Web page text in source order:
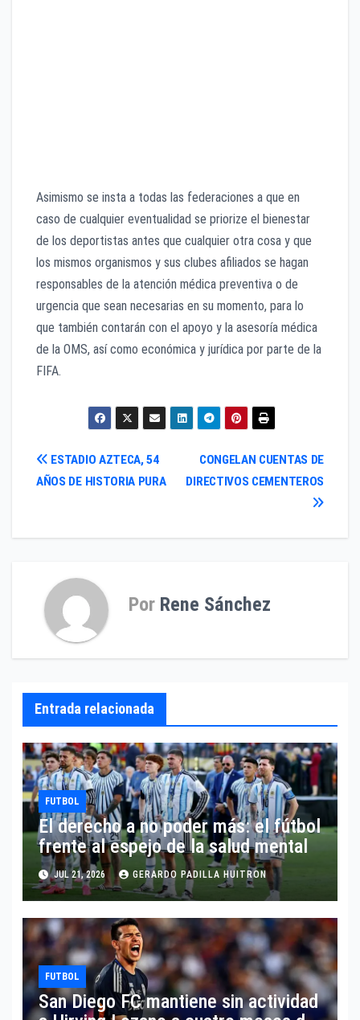
Asimismo se insta a todas las federaciones a que en
caso de cualquier eventualidad se priorize el bienestar
de los deportistas antes que cualquier otra cosa y que
los mismos organismos y sus clubes afiliados se hagan
responsables de la atención médica preventiva o de
urgencia que sean necesarias en su momento, para lo
que también contarán con el apoyo y la asesoría médica
de la OMS, así como económica y jurídica por parte de la
FIFA.
Navegación
entradas
CONGELAN CUENTAS DE
DIRECTIVOS CEMENTEROS
ESTADIO AZTECA, 54
AÑOS DE HISTORIA PURA
Por Rene Sánchez
Entrada relacionada
FUTBOL
El derecho a no poder más: el fútbol
frente al espejo de la salud mental
JUL 21, 2026 GERARDO PADILLA HUITRON
FUTBOL
San Diego FC mantiene sin actividad